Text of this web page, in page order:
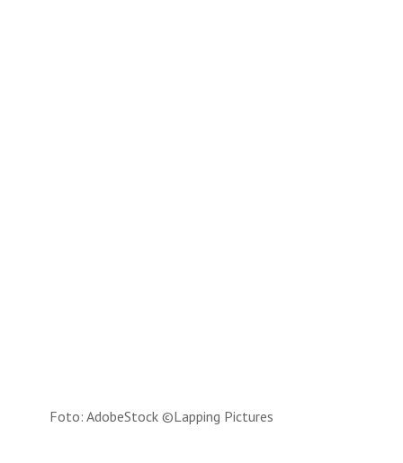
Foto: AdobeStock ©Lapping Pictures